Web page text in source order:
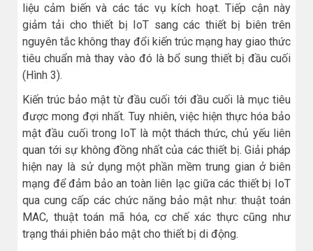
liệu cảm biến và các tác vụ kích hoạt. Tiếp cận này
giảm tải cho thiết bị IoT sang các thiết bị biên trên
nguyên tắc không thay đổi kiến trúc mạng hay giao thức
tiêu chuẩn mà thay vào đó là bổ sung thiết bị đầu cuối
(Hình 3).
Kiến trúc bảo mật từ đầu cuối tới đầu cuối là mục tiêu
được mong đợi nhất. Tuy nhiên, việc hiện thực hóa bảo
mật đầu cuối trong IoT là một thách thức, chủ yếu liên
quan tới sự không đồng nhất của các thiết bị. Giải pháp
hiện nay là sử dụng một phần mềm trung gian ở biên
mạng để đảm bảo an toàn liên lạc giữa các thiết bị IoT
qua cung cấp các chức năng bảo mật như: thuật toán
MAC, thuật toán mã hóa, cơ chế xác thực cũng như
trạng thái phiên bảo mật cho thiết bị di động.